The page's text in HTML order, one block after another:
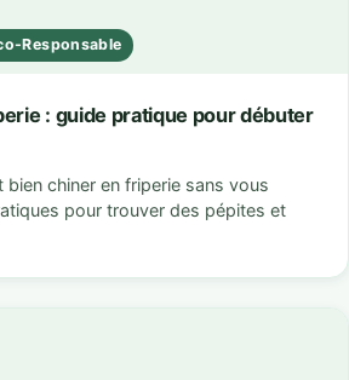
Responsable
: guide pratique pour débuter
bien chiner en friperie sans vous
pour trouver des pépites et